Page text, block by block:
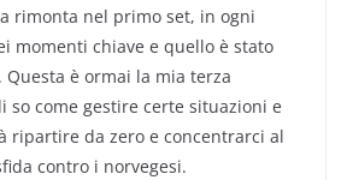
rimonta nel primo set, in ogni
momenti chiave e quello è stato
è ormai la mia terza
so come gestire certe situazioni e
ripartire da zero e concentrarci al
contro i norvegesi.